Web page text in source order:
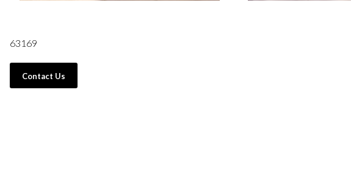
63169
Contact Us